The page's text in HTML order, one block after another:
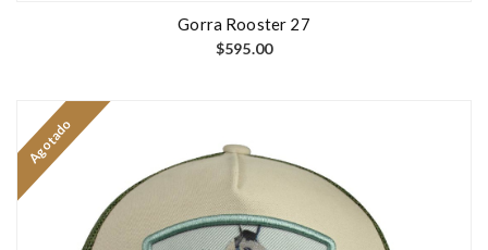
Gorra Rooster 27
$595.00
Agotado